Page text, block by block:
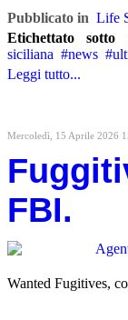
Pubblicato in Life
Etichettato sotto
siciliana
news
Leggi tutto...
Mercoledì, 15 Aprile 2026
FBI.
Wanted Fugitives,